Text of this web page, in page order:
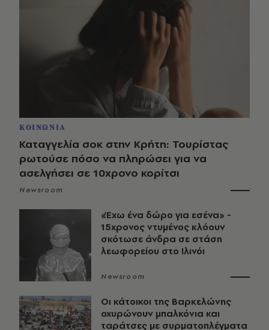
ΚΟΙΝΩΝΙΑ
Καταγγελία σοκ στην Κρήτη: Τουρίστας
ρωτούσε πόσο να πληρώσει για να
ασελγήσει σε 10χρονο κορίτσι
Newsroom
«Έχω ένα δώρο για εσένα» -
15χρονος ντυμένος κλόουν
σκότωσε άνδρα σε στάση
λεωφορείου στο Ιλινόι
Newsroom
Οι κάτοικοι της Βαρκελώνης
οχυρώνουν μπαλκόνια και
ταράτσες με συρματοπλέγματα